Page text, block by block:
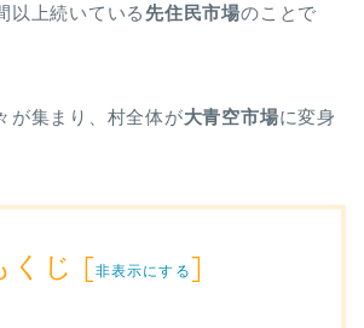
以上続いている先住民市場のことで
が集まり、村全体が大青空市場に変身
くじ [非表示にする]